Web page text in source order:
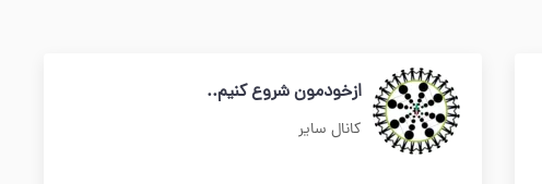
ازخودمون شروع کنیم..
کانال سایر